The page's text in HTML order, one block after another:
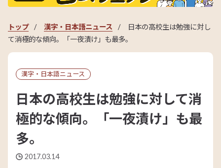
トップ 漢字・日本語ニュース
日本の高校生は勉強に対し
て消極的な傾向。「一夜漬け」も最多。
漢字・日本語ニュース
日本の高校生は勉強に対して消
極的な傾向。「一夜漬け」も最
多。
2017.03.14